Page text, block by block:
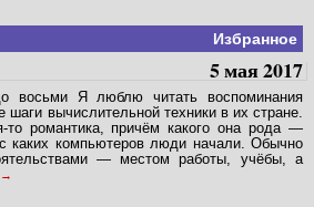
Избранное
5 мая 2017
восьми Я люблю читать воспоминания
вычислительной техники в их стране.
то романтика, причём какого она рода —
каких компьютеров люди начали. Обычно
— местом работы, учёбы, а